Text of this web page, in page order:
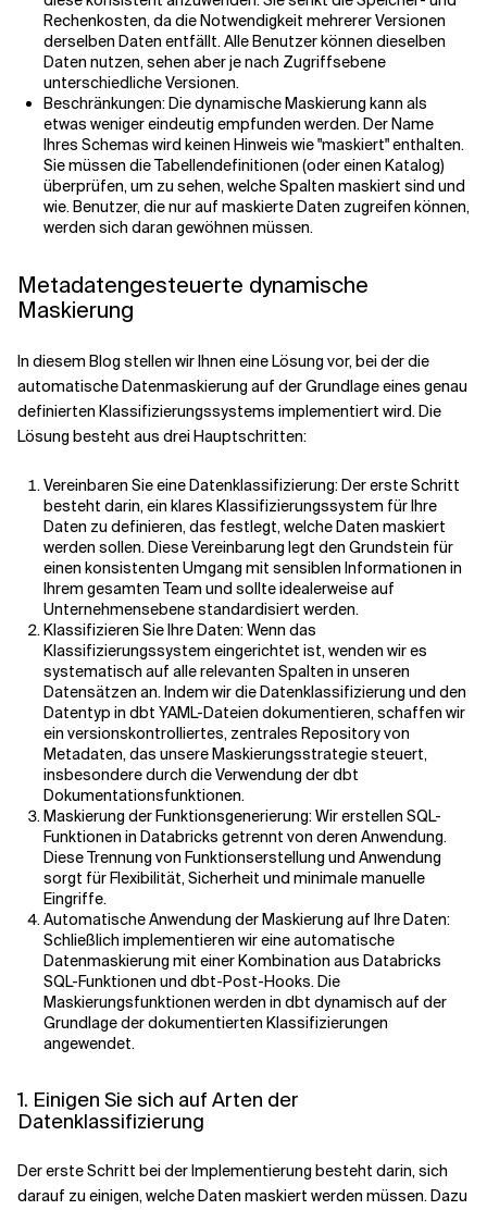
Rechenkosten, da die Notwendigkeit mehrerer Versionen
derselben Daten entfällt. Alle Benutzer können dieselben
Daten nutzen, sehen aber je nach Zugriffsebene
unterschiedliche Versionen.
Beschränkungen: Die dynamische Maskierung kann als
etwas weniger eindeutig empfunden werden. Der Name
Ihres Schemas wird keinen Hinweis wie "maskiert" enthalten.
Sie müssen die Tabellendefinitionen (oder einen Katalog)
überprüfen, um zu sehen, welche Spalten maskiert sind und
wie. Benutzer, die nur auf maskierte Daten zugreifen können,
werden sich daran gewöhnen müssen.
Metadatengesteuerte dynamische
Maskierung
In diesem Blog stellen wir Ihnen eine Lösung vor, bei der die
automatische Datenmaskierung auf der Grundlage eines genau
definierten Klassifizierungssystems implementiert wird. Die
Lösung besteht aus drei Hauptschritten:
Vereinbaren Sie eine Datenklassifizierung: Der erste Schritt
besteht darin, ein klares Klassifizierungssystem für Ihre
Daten zu definieren, das festlegt, welche Daten maskiert
werden sollen. Diese Vereinbarung legt den Grundstein für
einen konsistenten Umgang mit sensiblen Informationen in
Ihrem gesamten Team und sollte idealerweise auf
Unternehmensebene standardisiert werden.
Klassifizieren Sie Ihre Daten: Wenn das
Klassifizierungssystem eingerichtet ist, wenden wir es
systematisch auf alle relevanten Spalten in unseren
Datensätzen an. Indem wir die Datenklassifizierung und den
Datentyp in dbt YAML-Dateien dokumentieren, schaffen wir
ein versionskontrolliertes, zentrales Repository von
Metadaten, das unsere Maskierungsstrategie steuert,
insbesondere durch die Verwendung der dbt
Dokumentationsfunktionen.
Maskierung der Funktionsgenerierung: Wir erstellen SQL-
Funktionen in Databricks getrennt von deren Anwendung.
Diese Trennung von Funktionserstellung und Anwendung
sorgt für Flexibilität, Sicherheit und minimale manuelle
Eingriffe.
Automatische Anwendung der Maskierung auf Ihre Daten:
Schließlich implementieren wir eine automatische
Datenmaskierung mit einer Kombination aus Databricks
SQL-Funktionen und dbt-Post-Hooks. Die
Maskierungsfunktionen werden in dbt dynamisch auf der
Grundlage der dokumentierten Klassifizierungen
angewendet.
1. Einigen Sie sich auf Arten der
Datenklassifizierung
Der erste Schritt bei der Implementierung besteht darin, sich
darauf zu einigen, welche Daten maskiert werden müssen. Dazu